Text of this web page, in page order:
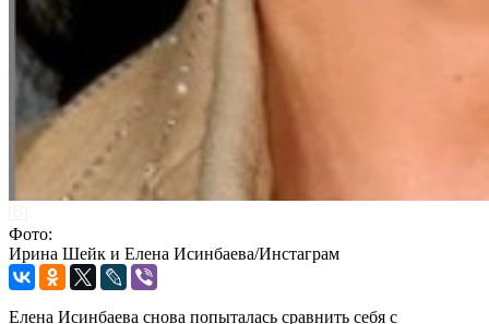
Фото:
Ирина Шейк и Елена Исинбаева/Инстаграм
Елена Исинбаева снова попыталась сравнить себя с